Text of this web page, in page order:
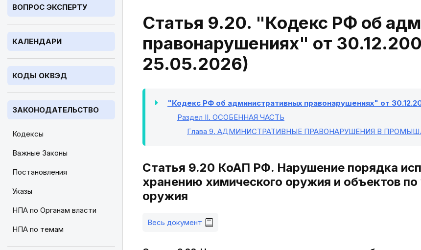
ВОПРОС ЭКСПЕРТУ
КАЛЕНДАРИ
КОДЫ ОКВЭД
ЗАКОНОДАТЕЛЬСТВО
Кодексы
Важные Законы
Постановления
Указы
НПА по Органам власти
НПА по темам
Статья 9.20. "Кодекс РФ об
правонарушениях" от
25.05.2026)
"Кодекс РФ об административных правонарушениях" от
Раздел II. ОСОБЕННАЯ ЧАСТЬ
Глава 9. АДМИНИСТРАТИВНЫЕ ПРАВОНАРУШЕНИЯ В
Статья 9.20 КоАП РФ. Нарушение порядка
хранению химического оружия и объектов
оружия
Весь документ